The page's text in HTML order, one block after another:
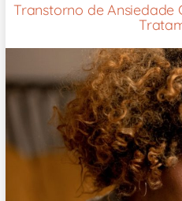
Transtorno de Ansiedade